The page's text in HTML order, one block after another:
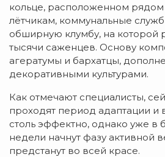
кольце, расположенном
лётчикам, коммунальные
обширную клумбу, на которой
тысячи саженцев. Основу
агератумы и бархатцы,
декоративными культурами.
Как отмечают специалисты,
проходят период адаптации и
столь эффектно, однако уже
недели начнут фазу активной
предстанут во всей красе.